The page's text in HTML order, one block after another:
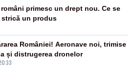
primesc un drept nou. Ce se
un produs
României! Aeronave noi, trimise
și distrugerea dronelor